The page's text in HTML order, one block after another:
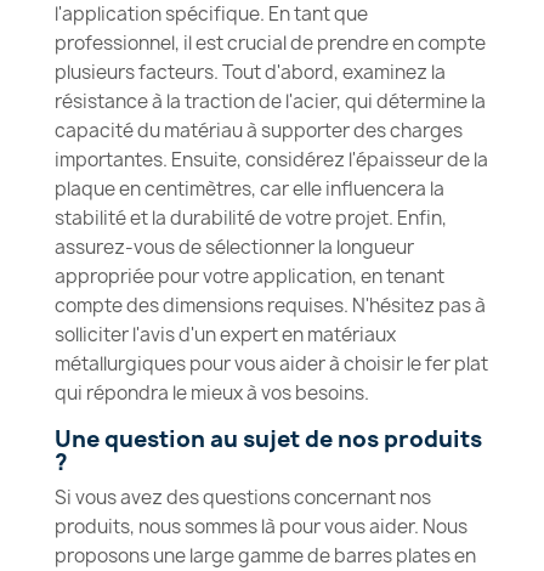
l'application spécifique. En tant que
professionnel, il est crucial de prendre en compte
plusieurs facteurs. Tout d'abord, examinez la
résistance à la traction de l'acier, qui détermine la
capacité du matériau à supporter des charges
importantes. Ensuite, considérez l'épaisseur de la
plaque en centimètres, car elle influencera la
stabilité et la durabilité de votre projet. Enfin,
assurez-vous de sélectionner la longueur
appropriée pour votre application, en tenant
compte des dimensions requises. N'hésitez pas à
solliciter l'avis d'un expert en matériaux
métallurgiques pour vous aider à choisir le fer plat
qui répondra le mieux à vos besoins.
Une question au sujet de nos produits
?
Si vous avez des questions concernant nos
produits, nous sommes là pour vous aider. Nous
proposons une large gamme de barres plates en